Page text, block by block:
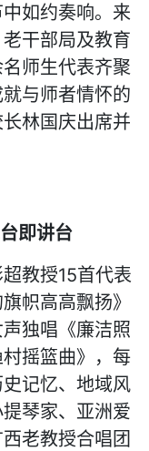
如约奏响。来
干部局及教育
师生代表齐聚
与师者情怀的
林国庆出席并
即讲台
教授15首代表
帜高高飘扬》
独唱《廉洁照
摇篮曲》，每
记忆、地域风
琴家、亚洲爱
老教授合唱团